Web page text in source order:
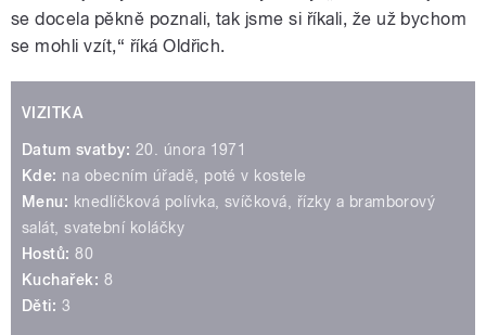
se docela pěkně poznali, tak jsme si říkali, že už bychom
se mohli vzít,“ říká Oldřich.
VIZITKA
Datum svatby: 20. února 1971
Kde: na obecním úřadě, poté v kostele
Menu: knedlíčková polívka, svíčková, řízky a bramborový
salát, svatební koláčky
Hostů: 80
Kuchařek: 8
Děti: 3